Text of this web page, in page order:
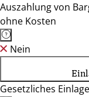
Auszahlung von
ohne Kosten
Nein
Gesetzliches